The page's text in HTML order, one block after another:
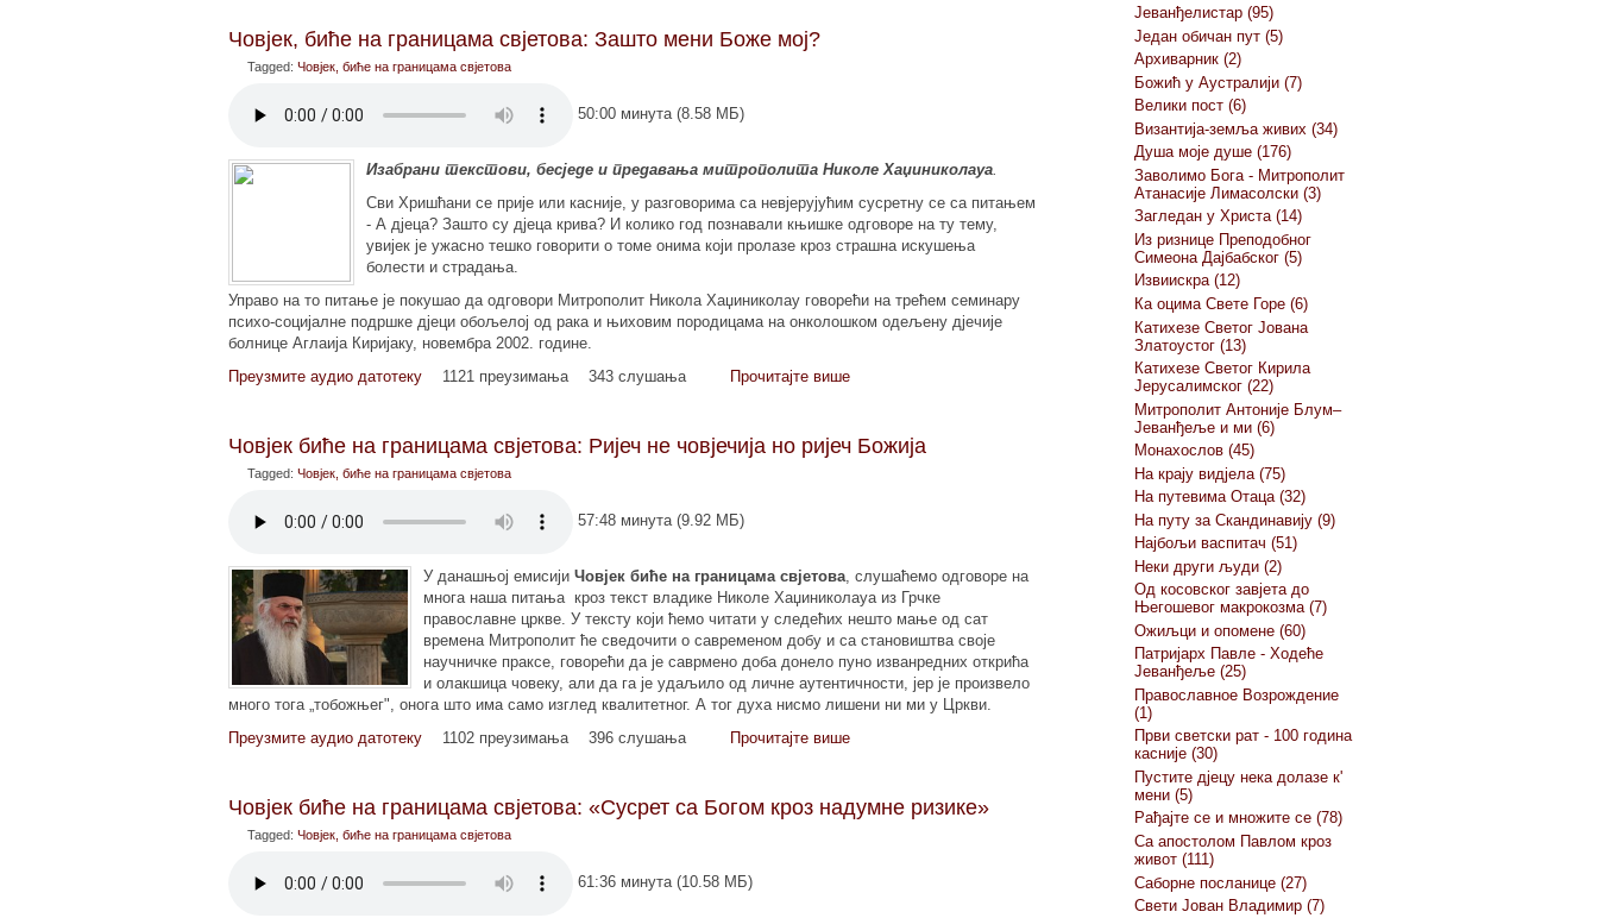
Човјек, биће на границама свјетова: Зашто мени Боже мој?
Tagged: Човјек, биће на границама свјетова
50:00 минута (8.58 МБ)
Изабрани текстови, бесједе и предавања митрополита Николе Хаџиниколауа
Сви Хришћани се прије или касније, у разговорима са невјерујућим сусретну се са питањем
- А дјеца? Зашто су дјеца крива? И колико год познавали књишке одговоре на ту тему,
увијек је ужасно тешко говорити о томе онима који пролазе кроз страшна искушења
болести и страдања.
Управо на то питање је покушао да одговори Митрополит Никола Хаџиниколау говорећи на трећем семинару
психо-социјалне подршке дјеци обољелој од рака и њиховим породицама на онколошком одељену дјечије
болнице Аглаија Киријаку, новембра 2002. године.
Преузмите аудио датотеку
1121 преузимања 343 слушања Прочитајте више
Човјек биће на границама свјетова: Ријеч не човјечија но ријеч Божија
Tagged: Човјек, биће на границама свјетова
57:48 минута (9.92 МБ)
У данашњој емисији Човјек биће на границама свјетова , слушаћемо одговоре на
многа наша питања кроз текст владике Николе Хаџиниколауа из Грчке
православне цркве. У тексту који ћемо читати у следећих нешто мање од сат
времена Митрополит ће сведочити о савременом добу и са становиштва своје
научничке праксе, говорећи да је саврмено доба донело пуно изванредних открића
и олакшица човеку, али да га је удаљило од личне аутентичности, јер је произвело
много тога „тобожњег", онога што има само изглед квалитетног. А тог духа нисмо лишени ни ми у Цркви.
Преузмите аудио датотеку
1102 преузимања 396 слушања Прочитајте више
Човјек биће на границама свјетова: «Сусрет са Богом кроз надумне ризике»
Tagged: Човјек, биће на границама свјетова
61:36 минута (10.58 МБ)
Јеванђелистар (95)
Један обичан пут (5)
Архиварник (2)
Божић у Аустралији (7)
Велики пост (6)
Византија-земља живих (34)
Душа моје душе (176)
Заволимо Бога - Митрополит
Атанасије Лимасолски (3)
Загледан у Христа (14)
Из ризнице Преподобног
Симеона Дајбабског (5)
Извиискра (12)
Ка оцима Свете Горе (6)
Катихезе Светог Јована
Златоустог (13)
Катихезе Светог Кирила
Јерусалимског (22)
Митрополит Антоније Блум–
Јеванђеље и ми (6)
Монахослов (45)
На крају видјела (75)
На путевима Отаца (32)
На путу за Скандинавију (9)
Најбољи васпитач (51)
Неки други људи (2)
Од косовског завјета до
Његошевог макрокозма (7)
Ожиљци и опомене (60)
Патријарх Павле - Ходеће
Јеванђеље (25)
Православное Возрождение
(1)
Први светски рат - 100 година
касније (30)
Пустите дјецу нека долазе к'
мени (5)
Рађајте се и множите се (78)
Са апостолом Павлом кроз
живот (111)
Саборне посланице (27)
Свети Јован Владимир (7)